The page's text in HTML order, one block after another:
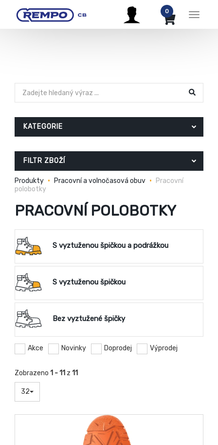
Menu
0
KATEGORIE
FILTR ZBOŽÍ
Produkty Pracovní a volnočasová obuv
Pracovní
polobotky
PRACOVNÍ POLOBOTKY
S vyztuženou špičkou a podrážkou
S vyztuženou špičkou
Bez vyztužené špičky
Akce Novinky Doprodej Výprodej
Zobrazeno 1 - 11 z 11
32